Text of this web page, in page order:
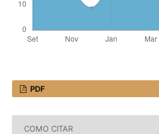
PDF
COMO CITAR